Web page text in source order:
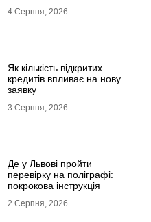
4 Серпня, 2026
Як кількість відкритих
кредитів впливає на нову
заявку
3 Серпня, 2026
Де у Львові пройти
перевірку на поліграфі:
покрокова інструкція
2 Серпня, 2026